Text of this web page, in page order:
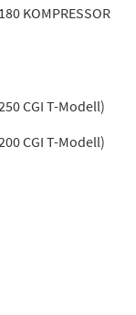
KOMPRESSOR
CGI T-Modell)
CGI T-Modell)